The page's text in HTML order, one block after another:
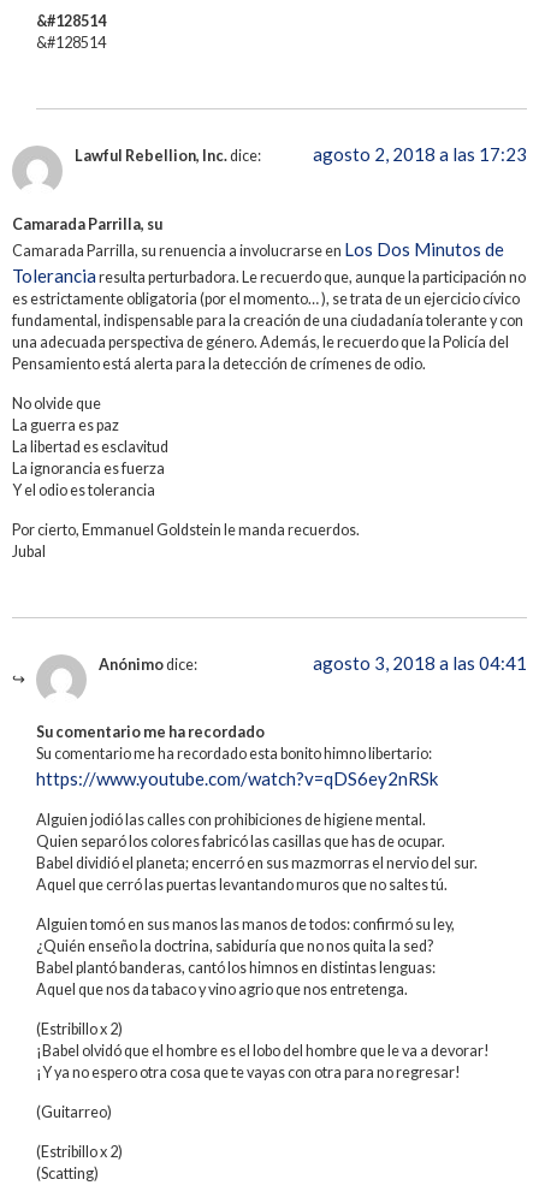
&#128514
&#128514
Lawful Rebellion, Inc.dice: agosto 2, 2018 a las 17:23
Camarada Parrilla, su
Camarada Parrilla, su renuencia a involucrarse en Los Dos Minutos de
Tolerancia resulta perturbadora. Le recuerdo que, aunque la participación no
es estrictamente obligatoria (por el momento… ), se trata de un ejercicio cívico
fundamental, indispensable para la creación de una ciudadanía tolerante y con
una adecuada perspectiva de género. Además, le recuerdo que la Policía del
Pensamiento está alerta para la detección de crímenes de odio.
No olvide que
La guerra es paz
La libertad es esclavitud
La ignorancia es fuerza
Y el odio es tolerancia
Por cierto, Emmanuel Goldstein le manda recuerdos.
Jubal
Anónimodice: agosto 3, 2018 a las 04:41
Su comentario me ha recordado
Su comentario me ha recordado esta bonito himno libertario:
https://www.youtube.com/watch?v=qDS6ey2nRSk
Alguien jodió las calles con prohibiciones de higiene mental.
Quien separó los colores fabricó las casillas que has de ocupar.
Babel dividió el planeta; encerró en sus mazmorras el nervio del sur.
Aquel que cerró las puertas levantando muros que no saltes tú.
Alguien tomó en sus manos las manos de todos: confirmó su ley,
¿Quién enseño la doctrina, sabiduría que no nos quita la sed?
Babel plantó banderas, cantó los himnos en distintas lenguas:
Aquel que nos da tabaco y vino agrio que nos entretenga.
(Estribillo x 2)
¡Babel olvidó que el hombre es el lobo del hombre que le va a devorar!
¡Y ya no espero otra cosa que te vayas con otra para no regresar!
(Guitarreo)
(Estribillo x 2)
(Scatting)